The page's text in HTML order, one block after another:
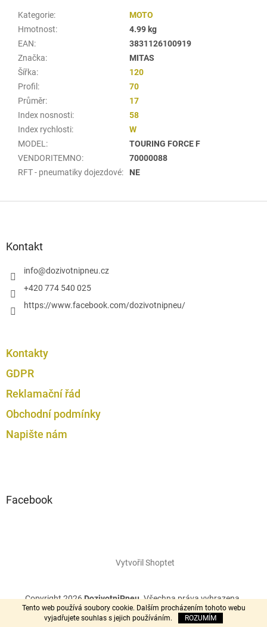
Tento web používá soubory cookie. Dalším procházením tohoto webu
vyjadřujete souhlas s jejich používáním.
ROZUMÍM
Kategorie:
MOTO
Hmotnost:
4.99 kg
EAN:
3831126100919
Značka:
MITAS
Šířka:
120
Profil :
70
Průměr:
17
Index nosnosti:
58
Index rychlosti:
W
MODEL :
TOURING FORCE F
VENDORITEMNO:
70000088
RFT - pneumatiky dojezdové: NE
Kontakt
info@dozivotnipneu.cz
+420 774 540 025
https://www.facebook.com/dozivotnipneu/
Kontakty
GDPR
Reklamační řád
Obchodní podmínky
Napište nám
Facebook
Vytvořil Shoptet
Copyright 2026DozivotniPneu. Všechna práva vyhrazena.